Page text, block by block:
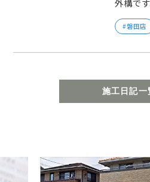
外構です
磐田店
施工日記一